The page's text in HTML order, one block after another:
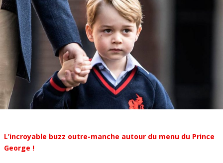
L’incroyable buzz outre-manche autour du menu du Prince
George !